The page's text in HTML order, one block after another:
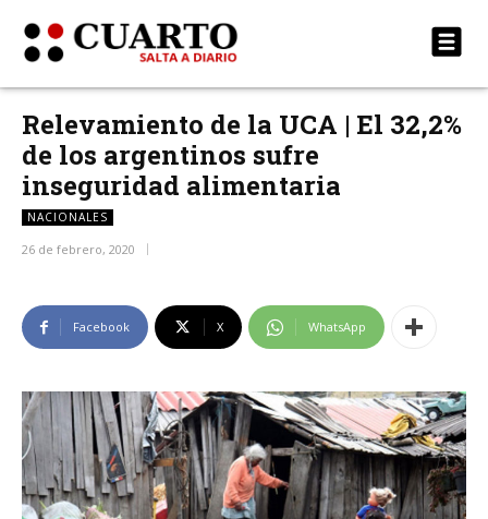
Relevamiento de la UCA | El 32,2%
de los argentinos sufre
inseguridad alimentaria
NACIONALES
26 de febrero, 2020
Facebook X WhatsApp